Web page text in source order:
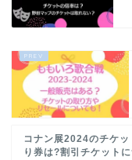
コナン展2024のチケ
り券は?割引チケットに